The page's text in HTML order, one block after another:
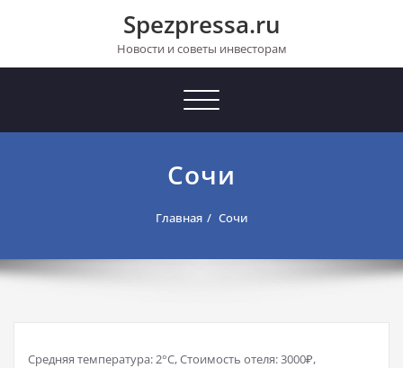
Spezpressa.ru
Новости и советы инвесторам
Toggle
Сочи
Главная Сочи
Средняя температура: 2°C, Стоимость отеля: 3000₽,